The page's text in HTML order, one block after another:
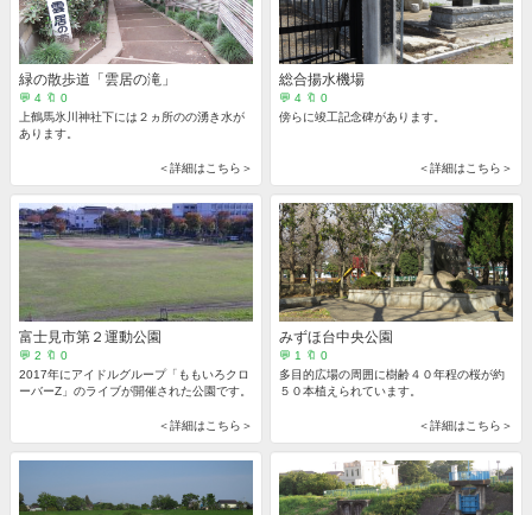
緑の散歩道「雲居の滝」
💬 4 🔖 0
上鶴馬氷川神社下には２ヵ所のの湧き水が
あります。
＜詳細はこちら＞
総合揚水機場
💬 4 🔖 0
傍らに竣工記念碑があります。
＜詳細はこちら＞
富士見市第２運動公園
💬 2 🔖 0
2017年にアイドルグループ「ももいろクロ
ーバーZ」のライブが開催された公園です。
＜詳細はこちら＞
みずほ台中央公園
💬 1 🔖 0
多目的広場の周囲に樹齢４０年程の桜が約
５０本植えられています。
＜詳細はこちら＞